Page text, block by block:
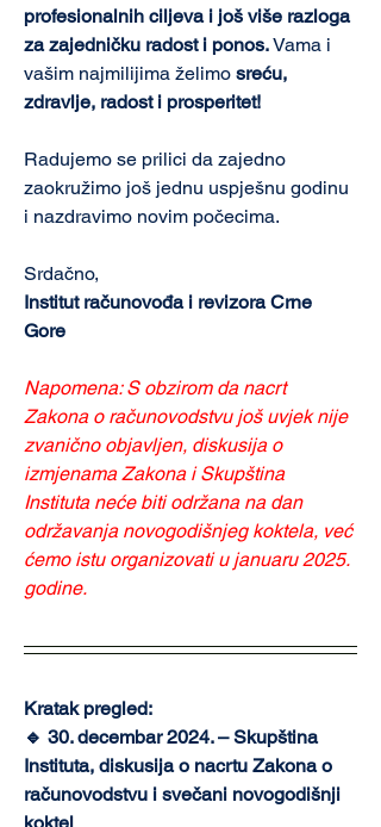
profesionalnih ciljeva i još više razloga
za zajedničku radost i ponos. Vama i
vašim najmilijima želimo sreću,
zdravlje, radost i prosperitet!
Radujemo se prilici da zajedno
zaokružimo još jednu uspješnu godinu
i nazdravimo novim počecima.
Srdačno,
Institut računovođa i revizora Crne
Gore
Napomena: S obzirom da nacrt
Zakona o računovodstvu još uvjek nije
zvanično objavljen, diskusija o
izmjenama Zakona i Skupština
Instituta neće biti održana na dan
održavanja novogodišnjeg koktela, već
ćemo istu organizovati u januaru 2025.
godine.
Kratak pregled:
🔹 30. decembar 2024. – Skupština
Instituta, diskusija o nacrtu Zakona o
računovodstvu i svečani novogodišnji